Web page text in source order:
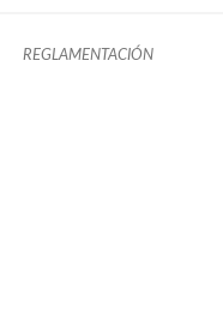
REGLAMENTACIÓN